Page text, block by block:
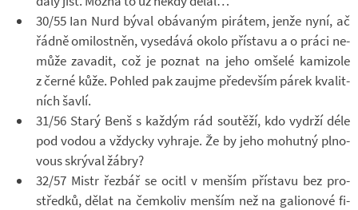
30/55 Ian Nurd býval obá­va­ným pi­rá­tem, jenže nyní, ač
řádně omi­lost­něn, vy­se­dává okolo pří­stavu a o práci ne­
může za­va­dit, což je po­znat na jeho omšelé ka­mi­zole
z černé kůže. Po­hled pak za­ujme pře­de­vším párek kva­lit­
ních šavlí.
31/56 Starý Benš s kaž­dým rád sou­těží, kdo vy­drží déle
pod vodou a vždycky vy­hraje. Že by jeho mo­hutný pl­no­
vous skrý­val žábry?
32/57 Mistr řez­bář se ocitl v men­ším pří­stavu bez pro­
středků, dělat na čem­ko­liv men­ším než na ga­li­o­nové fi­